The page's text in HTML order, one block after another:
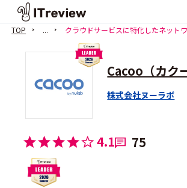
TOP ... クラウドサービスに特化したネット
Cacoo（カク
株式会社ヌーラボ
4.1 75